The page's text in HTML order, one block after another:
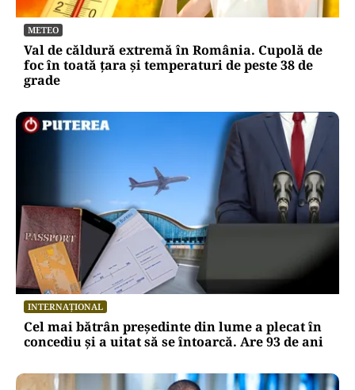
METEO
Val de căldură extremă în România. Cupolă de
foc în toată țara și temperaturi de peste 38 de
grade
INTERNAȚIONAL
Cel mai bătrân președinte din lume a plecat în
concediu și a uitat să se întoarcă. Are 93 de ani